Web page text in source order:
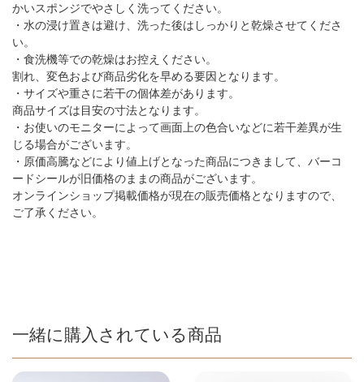
かいスポンジでやさしく洗ってください。
・水の浸け置きは避け、洗った後はしっかりと乾燥させてくださ
い。
・食洗機等での乾燥はお控えください。
割れ、変色および商品劣化を早める要因となります。
・サイズや重さに若干の個体差があります。
商品サイズは目安の寸法となります。
・お使いのモニターによって画面上の色合いなどに若干差異が生
じる場合がございます。
・原価高騰などにより値上げとなった商品につきまして、バーコ
ードシールが旧価格のままの商品がございます。
オンラインショップ掲載価格が現在の販売価格となりますので、
ご了承ください。
一緒に購入されている商品